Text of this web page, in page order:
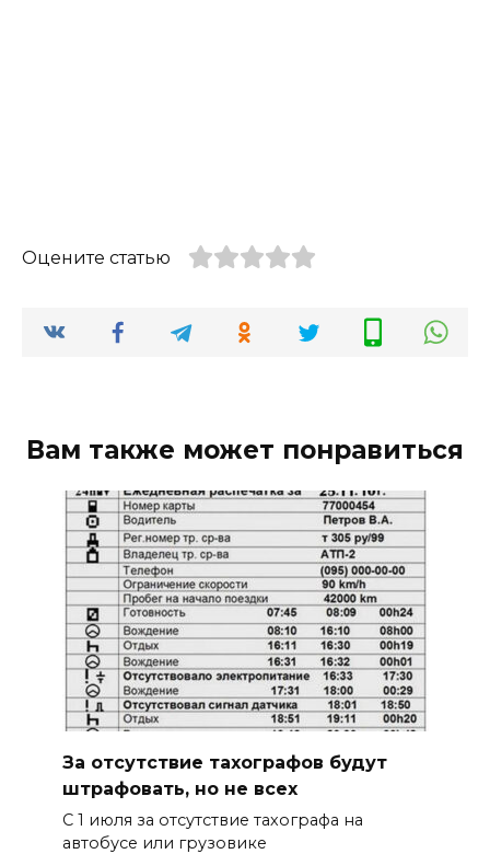
Оцените статью
Вам также может понравиться
За отсутствие тахографов будут
штрафовать, но не всех
С 1 июля за отсутствие тахографа на
автобусе или грузовике